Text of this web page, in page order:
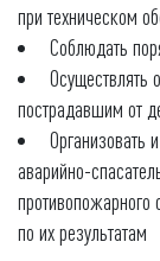
при техническом
Соблюдать
Осуществлять
пострадавшим от
Организовать
аварийно-
противопожарного
по их результатам